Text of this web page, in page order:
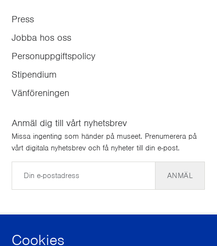
Cookies
Press
Jobba hos oss
Personuppgiftspolicy
Stipendium
Vänföreningen
Anmäl dig till vårt nyhetsbrev
Missa ingenting som händer på museet. Prenumerera på
vårt digitala nyhetsbrev och få nyheter till din e-post.
ANMÄL